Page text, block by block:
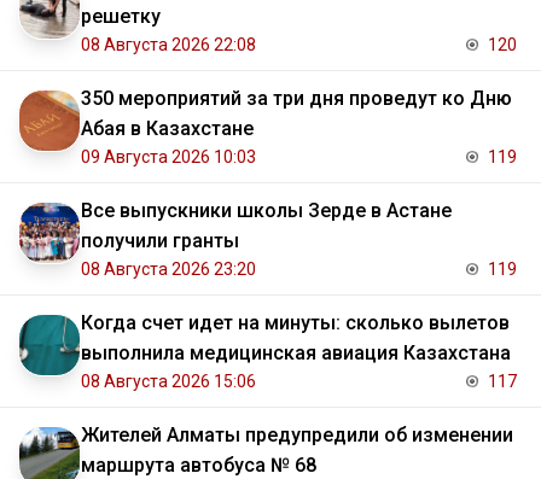
решетку
08 Августа 2026 22:08 120
350 мероприятий за три дня проведут ко Дню
Абая в Казахстане
09 Августа 2026 10:03 119
Все выпускники школы Зерде в Астане
получили гранты
08 Августа 2026 23:20 119
Когда счет идет на минуты: сколько вылетов
выполнила медицинская авиация Казахстана
08 Августа 2026 15:06 117
Жителей Алматы предупредили об изменении
маршрута автобуса № 68